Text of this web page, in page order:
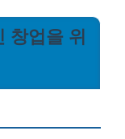
창업을 위